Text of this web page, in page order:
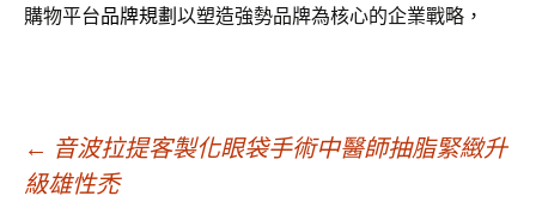
購物平台品牌規劃 以塑造強勢品牌為核心的企業戰略，
文
← 音波拉提客製化眼袋手術中醫師抽脂緊緻升
級雄性禿